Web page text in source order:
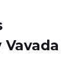
Vavada